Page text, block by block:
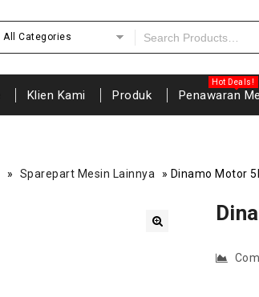
All Categories
Klien Kami Produk Penawaran
» Sparepart Mesin Lainnya » Dinamo Motor